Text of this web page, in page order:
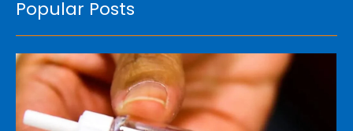
Popular Posts